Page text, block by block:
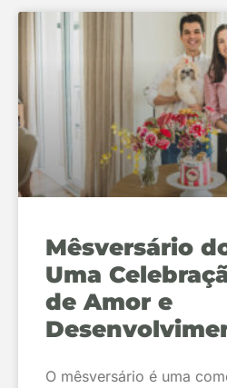
Mêsversário
Uma
de Amor e
O mêsversário é uma